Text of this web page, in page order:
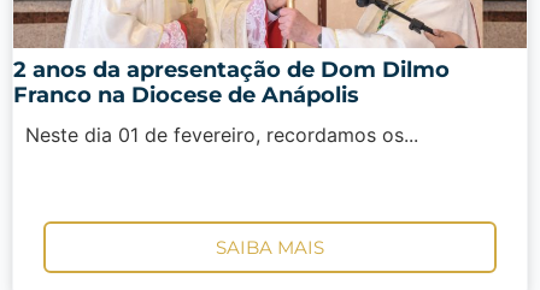
2 anos da apresentação de Dom Dilmo
Franco na Diocese de Anápolis
Neste dia 01 de fevereiro, recordamos os...
SAIBA MAIS